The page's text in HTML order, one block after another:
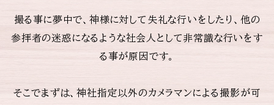
撮る事に夢中で、神様に対して失礼な行いをしたり、他の
参拝者の迷惑になるような社会人として非常識な行いをす
る事が原因です。
そこでまずは、神社指定以外のカメラマンによる撮影が可